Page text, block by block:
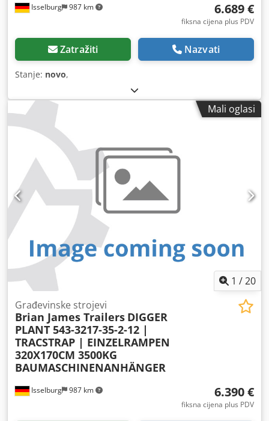
Isselburg 987 km 6.689 €
fiksna cijena plus PDV
Zatražiti Nazvati
Stanje: novo,
Mali oglasi
1 /20
Isselburg 987 km
Građevinske strojevi
Brian James Trailers DIGGER
PLANT 543-3217-35-2-12 |
TRACSTRAP | EINZELRAMPEN
320X170CM 3500KG
BAUMASCHINENANHÄNGER
6.390 €
fiksna cijena plus PDV